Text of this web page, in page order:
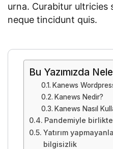
urna. Curabitur ultricies
neque tincidunt quis.
Bu Yazımızda
Kanews
Kanews Nedir?
Kanews Nasıl
Pandemiyle
Yatırım
bilgisizlik